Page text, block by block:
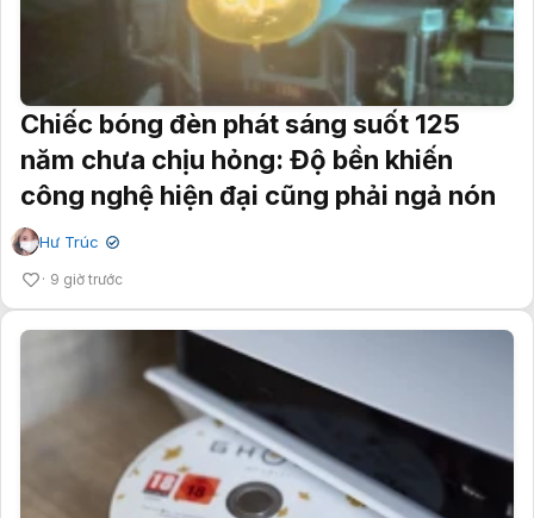
Chiếc bóng đèn phát sáng suốt 125
năm chưa chịu hỏng: Độ bền khiến
công nghệ hiện đại cũng phải ngả nón
Hư Trúc ✔
9 giờ trước